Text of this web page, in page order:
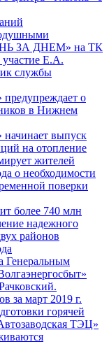
ЗА ДНЕМ» на ТК
Е.А.
службы
предупреждает о
в Нижнем
начинает выпуск
на отопление
жителей
о необходимости
поверки
более 740 млн
надежного
районов
Генеральным
за март 2019 г.
горячей
ТЭЦ»